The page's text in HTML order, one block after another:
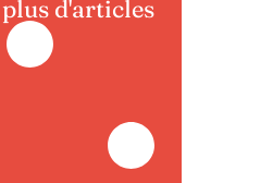
d'articles